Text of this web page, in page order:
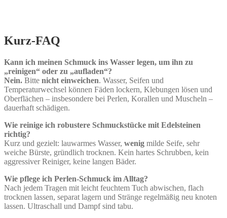
Kurz‑FAQ
Kann ich meinen Schmuck ins Wasser legen, um ihn zu
„reinigen“ oder zu „aufladen“?
Nein. Bitte nicht einweichen. Wasser, Seifen und
Temperaturwechsel können Fäden lockern, Klebungen lösen und
Oberflächen – insbesondere bei Perlen, Korallen und Muscheln –
dauerhaft schädigen.
Wie reinige ich robustere Schmuckstücke mit Edelsteinen
richtig?
Kurz und gezielt: lauwarmes Wasser, wenig milde Seife, sehr
weiche Bürste, gründlich trocknen. Kein hartes Schrubben, kein
aggressiver Reiniger, keine langen Bäder.
Wie pflege ich Perlen‑Schmuck im Alltag?
Nach jedem Tragen mit leicht feuchtem Tuch abwischen, flach
trocknen lassen, separat lagern und Stränge regelmäßig neu knoten
lassen. Ultraschall und Dampf sind tabu.